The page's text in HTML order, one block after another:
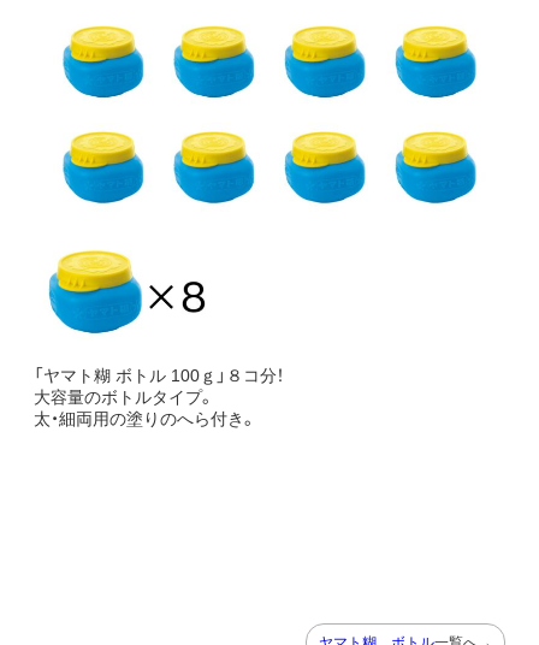
「ヤマト糊 ボトル 100ｇ」８コ分！
大容量のボトルタイプ。
太・細両用の塗りのへら付き。